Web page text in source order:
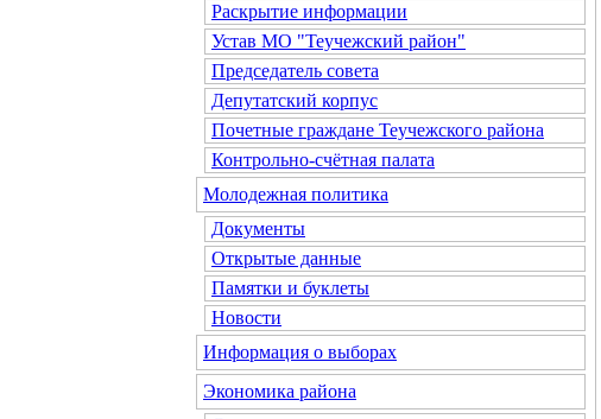
Раскрытие информации
Устав МО "Теучежский район"
Председатель совета
Депутатский корпус
Почетные граждане Теучежского района
Контрольно-счётная палата
Молодежная политика
Документы
Открытые данные
Памятки и буклеты
Новости
Информация о выборах
Экономика района